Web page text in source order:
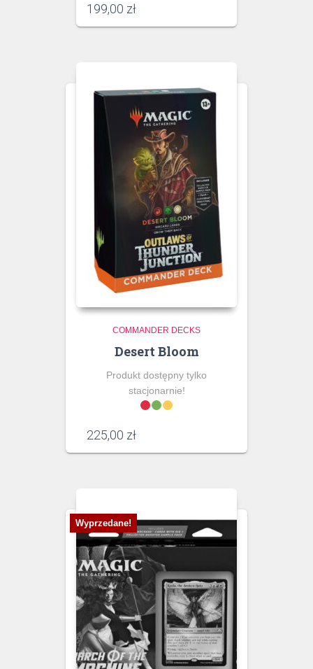
199,00 zł
COMMANDER DECKS
Desert Bloom
Produkt dostępny tylko
stacjonarnie!
225,00 zł
Wyprzedane!